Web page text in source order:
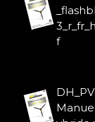
f